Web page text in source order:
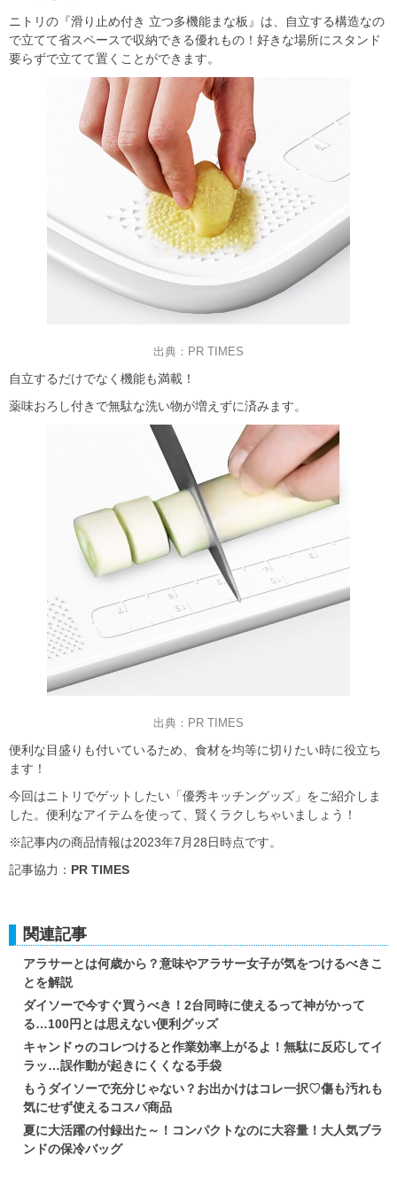
ニトリの『滑り止め付き 立つ多機能まな板』は、自立する構造なの
で立てて省スペースで収納できる優れもの！好きな場所にスタンド
要らずで立てて置くことができます。
出典：PR TIMES
自立するだけでなく機能も満載！
薬味おろし付きで無駄な洗い物が増えずに済みます。
出典：PR TIMES
便利な目盛りも付いているため、食材を均等に切りたい時に役立ち
ます！
今回はニトリでゲットしたい「優秀キッチングッズ」をご紹介しま
した。便利なアイテムを使って、賢くラクしちゃいましょう！
※記事内の商品情報は2023年7月28日時点です。
記事協力： PR TIMES
関連記事
アラサーとは何歳から？意味やアラサー女子が気をつけるべきこ
とを解説
ダイソーで今すぐ買うべき！2台同時に使えるって神がかって
る…100円とは思えない便利グッズ
キャンドゥのコレつけると作業効率上がるよ！無駄に反応してイ
ラッ…誤作動が起きにくくなる手袋
もうダイソーで充分じゃない？お出かけはコレ一択♡傷も汚れも
気にせず使えるコスパ商品
夏に大活躍の付録出た～！コンパクトなのに大容量！大人気ブラ
ンドの保冷バッグ